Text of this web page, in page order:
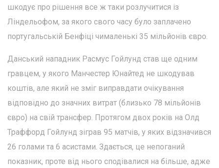
шкодує про рішення все ж таки розлучитися із
Ліндельофом, за якого свого часу було заплачено
португальській Бенфіці чималенькі 35 мільйонів євро.
Данський нападник Расмус Гойлунд став ще одним
гравцем, у якого Манчестер Юнайтед не шкодував
коштів, але який не зміг виправдати очікування
відповідно до значних витрат (близько 78 мільйонів
євро) на свій трансфер. Протягом двох років на Олд
Траффорд Гойлунд зіграв 95 матчів, у яких відзначився
26 голами та 6 асистами. Здається, це непоганий
показник, проте від нього сподівалися на більше, адже